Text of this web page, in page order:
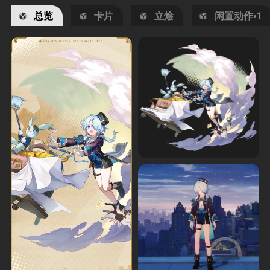
总览 卡片 立烩 闲置动作•1